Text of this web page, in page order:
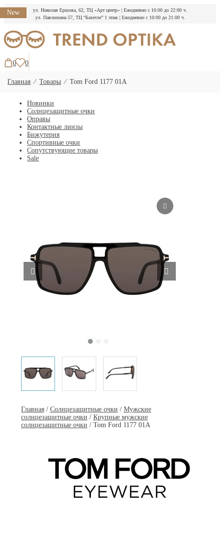
ул. Николая Ершова, 62, ТЦ «Арт центр» | Ежедневно с 10:00 до 22:00 ч.
ул. Павлюхина 57, ТЦ “Бахетле” 1 этаж | Ежедневно с 10:00 до 21:00 ч.
к
содержимому
0 0
Главная ⁄Товары ⁄Tom Ford 1177 01A
Новинки
Солнцезащитные очки
Оправы
Контактные линзы
Бижутерия
Спортивные очки
Сопутствующие товары
Sale
New
Главная/ Солнцезащитные очки / Мужские
солнцезащитные очки / Крупные мужские
солнцезащитные очки / Tom Ford 1177 01A